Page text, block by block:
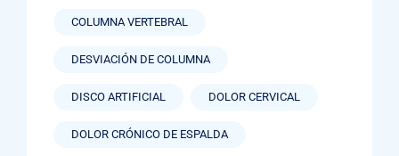
COLUMNA VERTEBRAL
DESVIACIÓN DE COLUMNA
DISCO ARTIFICIAL DOLOR CERVICAL
DOLOR CRÓNICO DE ESPALDA